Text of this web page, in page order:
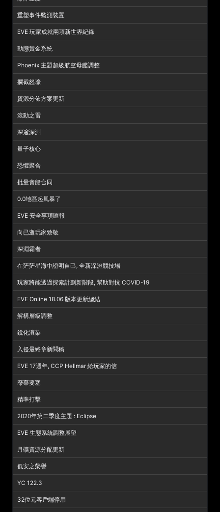
重塑事件監測裝置
EVE 玩家成就兩項新世界紀錄
動態賞金系統
Phoenix 主題超級航空母艦調整
攔截怒嚎
資源分佈方案更新
滾動之雷
深邃深淵
量子核心
恐懼聚合
批量賣船合同
0.0地區起風暴了
EVE 安全事項匯報
向已逝玩家致敬
深淵霸者
在茫茫星海中證明自己, 全新深淵競技場
玩家將能透過探索計劃新階段, 幫助對抗 COVID-19
EVE Online 18.06 版本更新總結
解構層級調整
銳化渲染
入侵最終章新聞稿
EVE 17週年, CCP Hellmar 給玩家的信
廢棄要塞
精準打擊
2020年第二季度主題 : Eclipse
EVE 生態系統調整展望
月礦資源分配更新
低安之榮譽
YC 122.3
32位元客戶端停用